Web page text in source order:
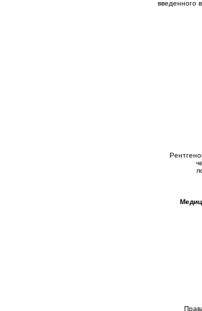
введенного